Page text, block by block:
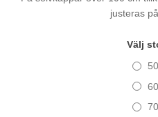
justeras
Välj